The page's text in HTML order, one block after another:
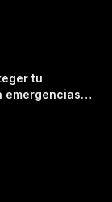
tu
emergencias